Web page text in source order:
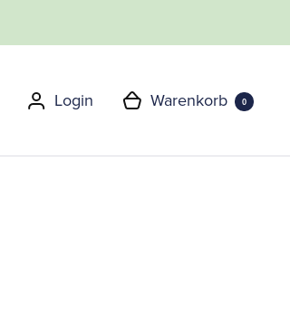
Login Warenkorb 0